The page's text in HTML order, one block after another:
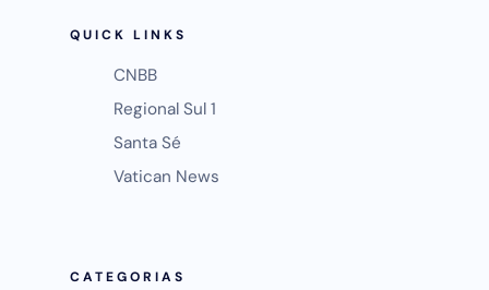
QUICK LINKS
CNBB
Regional Sul 1
Santa Sé
Vatican News
CATEGORIAS